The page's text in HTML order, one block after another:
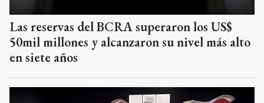
Las reservas del BCRA superaron los US$
50mil millones y alcanzaron su nivel más alto
en siete años